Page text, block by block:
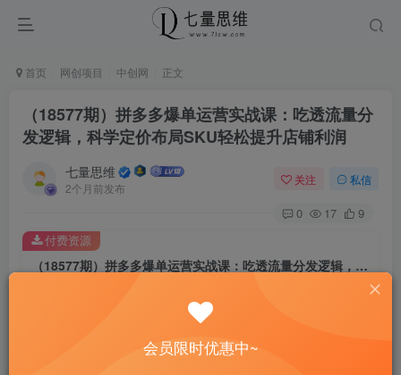
首页 网创项目 中创网 正文
（18577期）拼多多爆单运营实战课：吃透流量分
发逻辑，科学定价布局SKU轻松提升店铺利润
七量思维
2个月前发布
关注 私信
0 17 9
（18577期）拼多多爆单运营实战课：吃透流量分发逻辑，科学定价布局SKU轻松提升店铺利润
8.8
免费
付费资源
会员限时优惠中~